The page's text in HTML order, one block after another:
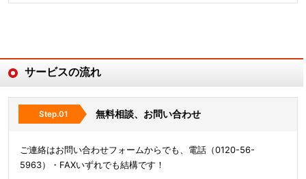
サービスの流れ
無料相談、お問い合わせ
ご連絡はお問い合わせフォームからでも、電話（0120-56-
5963）・FAXいずれでも結構です！